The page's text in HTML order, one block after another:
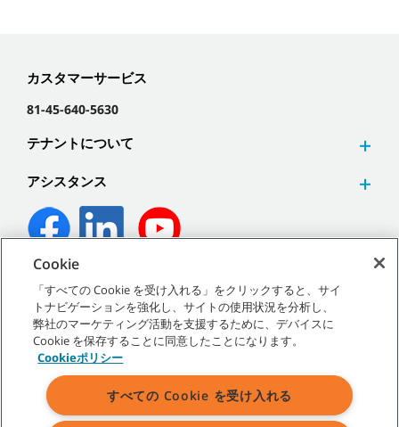
カスタマーサービス
81-45-640-5630
テナントについて
アシスタンス
2026 テナントカンパニー 無断複写･転載を禁じます。
サイトマップ
Cookie
「すべての Cookie を受け入れる」をクリックすると、サイ
トナビゲーションを強化し、サイトの使用状況を分析し、
弊社のマーケティング活動を支援するために、デバイスに
Cookie を保存することに同意したことになります。
Cookieポリシー
すべての Cookie を受け入れる